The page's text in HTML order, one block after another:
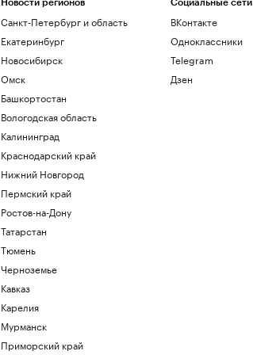
Новости регионов
Санкт-Петербург и область
Екатеринбург
Новосибирск
Омск
Башкортостан
Вологодская область
Калининград
Краснодарский край
Нижний Новгород
Пермский край
Ростов-на-Дону
Татарстан
Тюмень
Черноземье
Кавказ
Карелия
Мурманск
Приморский край
Социальные сети
ВКонтакте
Одноклассники
Telegram
Дзен